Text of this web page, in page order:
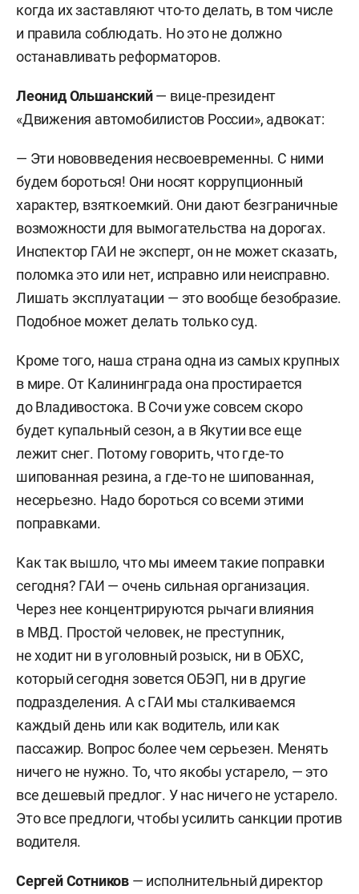
когда их заставляют что-то делать, в том числе
и правила соблюдать. Но это не должно
останавливать реформаторов.
Леонид Ольшанский— вице-президент
«Движения автомобилистов России», адвокат:
— Эти нововведения несвоевременны. С ними
будем бороться! Они носят коррупционный
характер, взяткоемкий. Они дают безграничные
возможности для вымогательства на дорогах.
Инспектор ГАИ не эксперт, он не может сказать,
поломка это или нет, исправно или неисправно.
Лишать эксплуатации — это вообще безобразие.
Подобное может делать только суд.
Кроме того, наша страна одна из самых крупных
в мире. От Калининграда она простирается
до Владивостока. В Сочи уже совсем скоро
будет купальный сезон, а в Якутии все еще
лежит снег. Потому говорить, что где-то
шипованная резина, а где-то не шипованная,
несерьезно. Надо бороться со всеми этими
поправками.
Как так вышло, что мы имеем такие поправки
сегодня? ГАИ — очень сильная организация.
Через нее концентрируются рычаги влияния
в МВД. Простой человек, не преступник,
не ходит ни в уголовный розыск, ни в ОБХС,
который сегодня зовется ОБЭП, ни в другие
подразделения. А с ГАИ мы сталкиваемся
каждый день или как водитель, или как
пассажир. Вопрос более чем серьезен. Менять
ничего не нужно. То, что якобы устарело, — это
все дешевый предлог. У нас ничего не устарело.
Это все предлоги, чтобы усилить санкции против
водителя.
Сергей Сотников — исполнительный директор